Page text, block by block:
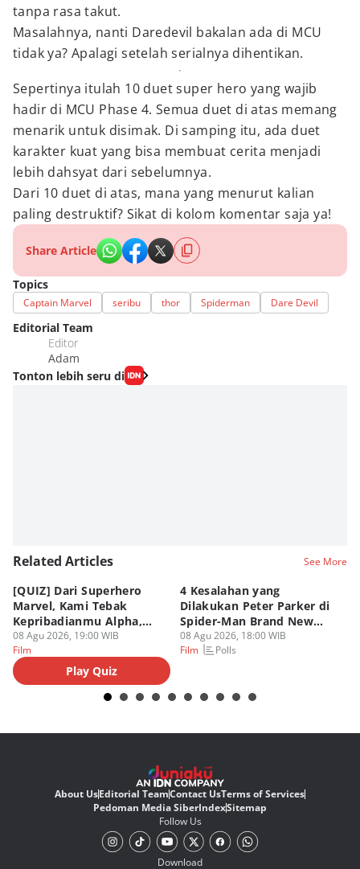
tanpa rasa takut.
Masalahnya, nanti Daredevil bakalan ada di MCU
tidak ya? Apalagi setelah serialnya dihentikan.
Sepertinya itulah 10 duet super hero yang wajib
hadir di MCU Phase 4. Semua duet di atas memang
menarik untuk disimak. Di samping itu, ada duet
karakter kuat yang bisa membuat cerita menjadi
lebih dahsyat dari sebelumnya.
Dari 10 duet di atas, mana yang menurut kalian
paling destruktif? Sikat di kolom komentar saja ya!
Share Article
Topics
Captain Marvel seribu thor Spiderman Dare Devil
Editorial Team
Editor
Adam
Tonton lebih seru di
Related Articles See More
[QUIZ] Dari Superhero
Marvel, Kami Tebak
Kepribadianmu Alpha,
Beta, atau Omega
08 Agu 2026, 19:00 WIB
Film
Play Quiz
4 Kesalahan yang
Dilakukan Peter Parker di
Spider-Man Brand New
Day
08 Agu 2026, 18:00 WIB
Film
Polls
About UsEditorial TeamContact UsTerms of Services
Pedoman Media SiberIndexSitemap
Follow Us
Download